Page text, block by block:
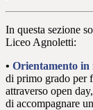
In questa sezione
Liceo Agnoletti:
• Orientamento in
di primo grado per
attraverso open
di accompagnare